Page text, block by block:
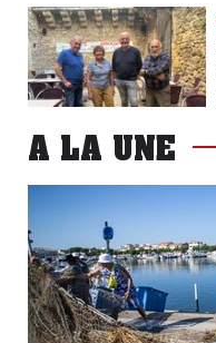
A LA UNE